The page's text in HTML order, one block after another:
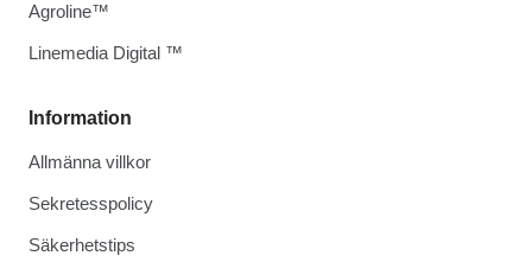
Information
Allmänna villkor
Sekretesspolicy
Säkerhetstips
Agroline™
Linemedia Digital ™